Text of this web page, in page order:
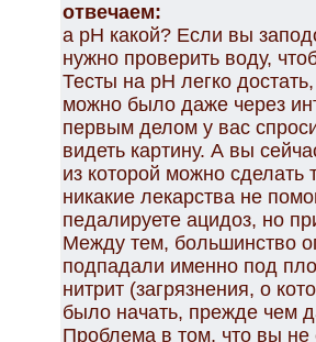
отвечаем:
а рН какой? Если вы
нужно проверить воду,
Тесты на рН легко
можно было даже через
первым делом у вас
видеть картину. А вы
из которой можно
никакие лекарства не
педалируете ацидоз, но
Между тем, большинство
подпадали именно под
нитрит (загрязнения, о
было начать, прежде чем
Проблема в том, что вы